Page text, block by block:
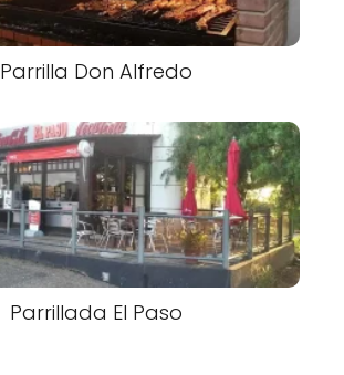
Parrilla Don Alfredo
Parrillada El Paso